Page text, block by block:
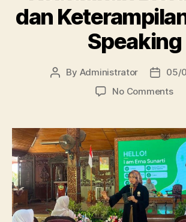
dan
Speaking
Post
By Administrator
Post
date
05/
No Commentson